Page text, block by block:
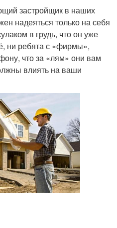
застройщик в наших
надеяться только на себя
в грудь, что он уже
ни ребята с «фирмы»,
что за «лям» они вам
влиять на ваши